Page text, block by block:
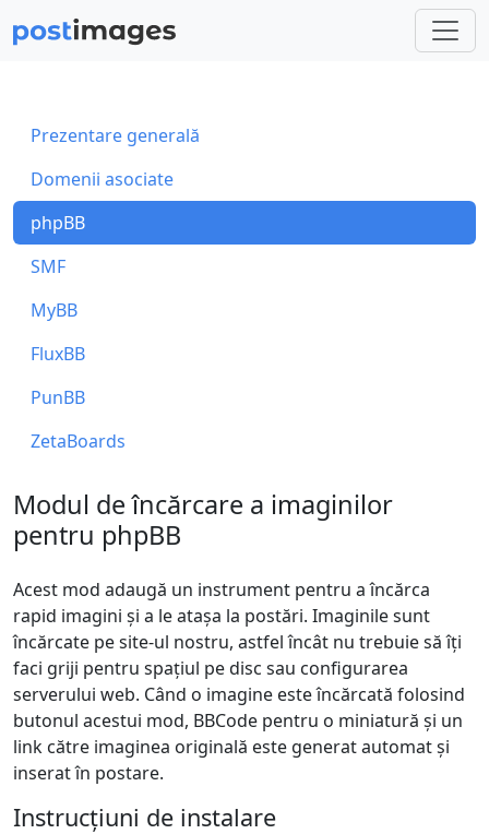
Prezentare generală
Domenii asociate
phpBB
SMF
MyBB
FluxBB
PunBB
ZetaBoards
Modul de încărcare a imaginilor
pentru phpBB
Acest mod adaugă un instrument pentru a încărca
rapid imagini și a le atașa la postări. Imaginile sunt
încărcate pe site-ul nostru, astfel încât nu trebuie să îți
faci griji pentru spațiul pe disc sau configurarea
serverului web. Când o imagine este încărcată folosind
butonul acestui mod, BBCode pentru o miniatură și un
link către imaginea originală este generat automat și
inserat în postare.
Instrucțiuni de instalare